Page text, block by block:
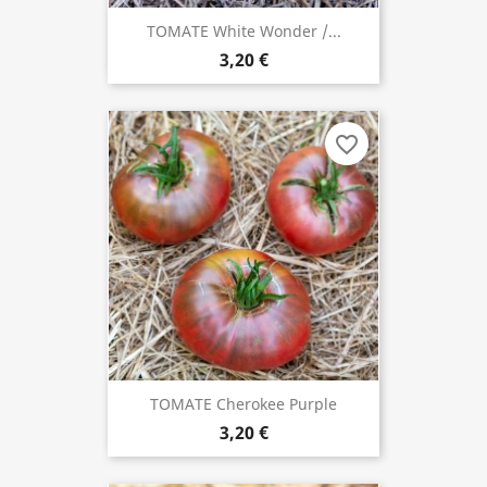
TOMATE White Wonder /...
3,20 €
TOMATE Cherokee Purple
3,20 €
favorite_border